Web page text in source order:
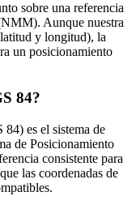
sobre una referencia
Aunque nuestra
y longitud), la
un posicionamiento
84?
es el sistema de
de Posicionamiento
consistente para
las coordenadas de